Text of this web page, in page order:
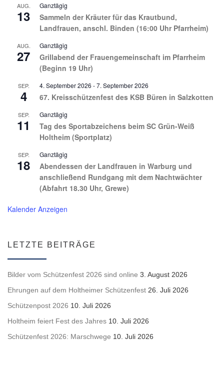
AUG.
13
Ganztägig
Sammeln der Kräuter für das Krautbund,
Landfrauen, anschl. Binden (16:00 Uhr Pfarrheim)
AUG.
27
Ganztägig
Grillabend der Frauengemeinschaft im Pfarrheim
(Beginn 19 Uhr)
SEP.
4
4. September 2026 -7. September 2026
67. Kreisschützenfest des KSB Büren in Salzkotten
SEP.
11
Ganztägig
Tag des Sportabzeichens beim SC Grün-Weiß
Holtheim (Sportplatz)
SEP.
18
Ganztägig
Abendessen der Landfrauen in Warburg und
anschließend Rundgang mit dem Nachtwächter
(Abfahrt 18.30 Uhr, Grewe)
Kalender Anzeigen
LETZTE BEITRÄGE
Bilder vom Schützenfest 2026 sind online 3. August 2026
Ehrungen auf dem Holtheimer Schützenfest 26. Juli 2026
Schützenpost 2026 10. Juli 2026
Holtheim feiert Fest des Jahres 10. Juli 2026
Schützenfest 2026: Marschwege 10. Juli 2026